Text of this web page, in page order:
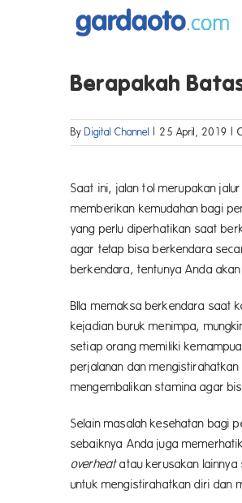
Berapakah
By Digital Channel | 25 April, 2019 |
Saat ini, jalan tol merupakan
memberikan kemudahan bagi
yang perlu diperhatikan saat
agar tetap bisa berkendara
berkendara, tentunya Anda
BIla memaksa berkendara saat
kejadian buruk menimpa,
setiap orang memiliki
perjalanan dan
mengembalikan stamina agar
Selain masalah kesehatan bagi
sebaiknya Anda juga
overheatatau kerusakan
untuk mengistirahatkan diri dan